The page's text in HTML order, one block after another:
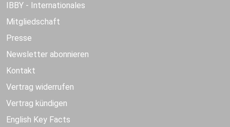
IBBY - Internationales
Mitgliedschaft
Presse
Newsletter abonnieren
Kontakt
Vertrag widerrufen
Vertrag kündigen
English Key Facts